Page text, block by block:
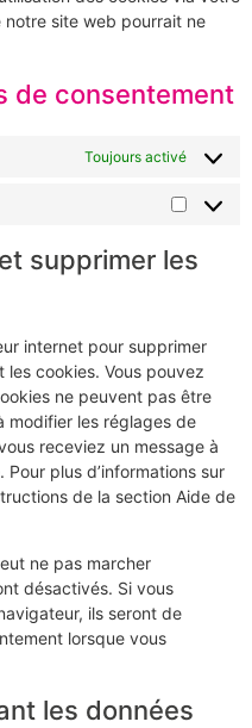
notre site web pourrait ne
de consentement
Toujours activé
supprimer les
internet pour supprimer
les cookies. Vous pouvez
ne peuvent pas être
modifier les réglages de
receviez un message à
plus d’informations sur
de la section Aide de
ne pas marcher
désactivés. Si vous
ils seront de
lorsque vous
les données